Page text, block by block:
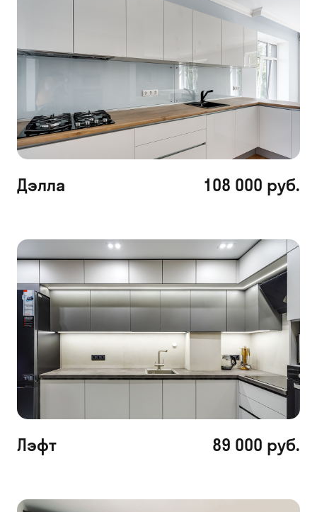
Дэлла 108 000 руб.
Лэфт 89 000 руб.